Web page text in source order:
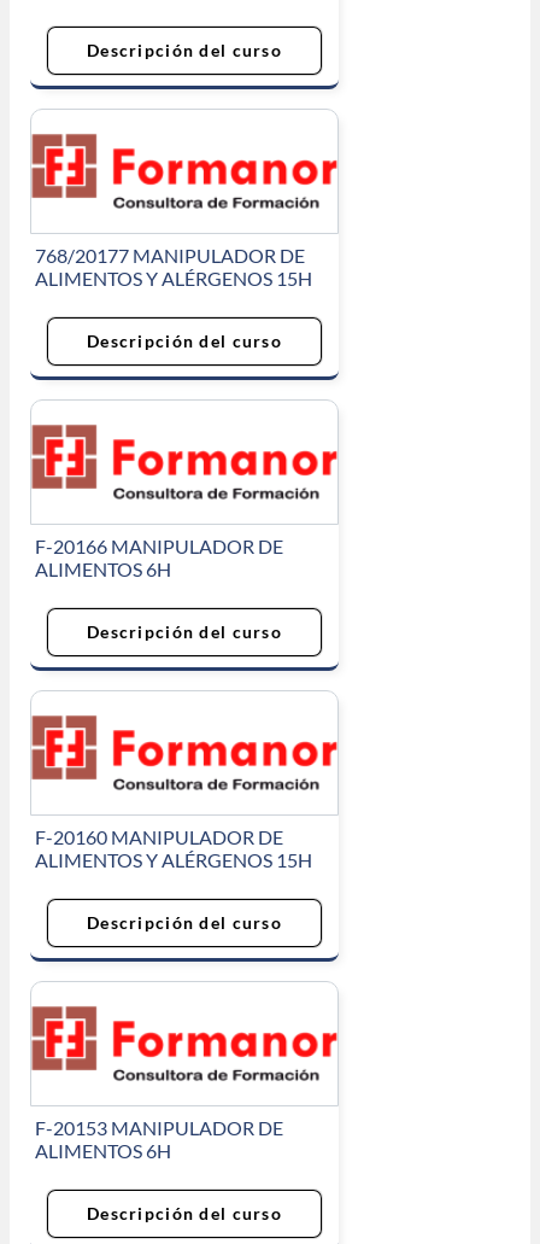
Descripción del curso
768/20177 MANIPULADOR DE
ALIMENTOS Y ALÉRGENOS 15H
Descripción del curso
F-20166 MANIPULADOR DE
ALIMENTOS 6H
Descripción del curso
F-20160 MANIPULADOR DE
ALIMENTOS Y ALÉRGENOS 15H
Descripción del curso
F-20153 MANIPULADOR DE
ALIMENTOS 6H
Descripción del curso